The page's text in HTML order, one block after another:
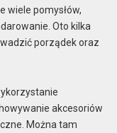
wiele pomysłów,
Oto kilka
porządek oraz
akcesoriów
Można tam